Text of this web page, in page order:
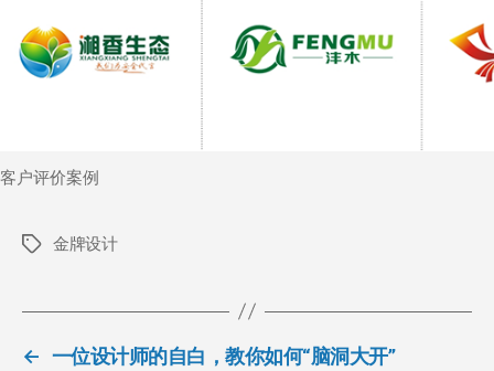
客户评价案例
标
金牌设计
← 一位设计师的自白，教你如何“脑洞大开”